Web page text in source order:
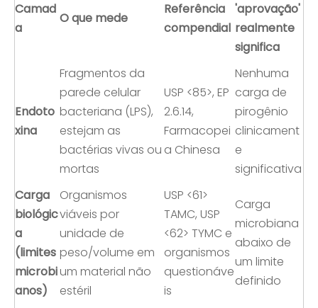
Camad
a
O que mede
Referência
compendial
'aprovação'
realmente
significa
Endoto
xina
Fragmentos da
parede celular
bacteriana (LPS),
estejam as
bactérias vivas ou
mortas
USP <85>, EP
2.6.14,
Farmacopei
a Chinesa
Nenhuma
carga de
pirogênio
clinicament
e
significativa
Carga
biológic
a
(limites
microbi
anos)
Organismos
viáveis ​​por
unidade de
peso/volume em
um material não
estéril
USP <61>
TAMC, USP
<62> TYMC e
organismos
questionáve
is
Carga
microbiana
abaixo de
um limite
definido